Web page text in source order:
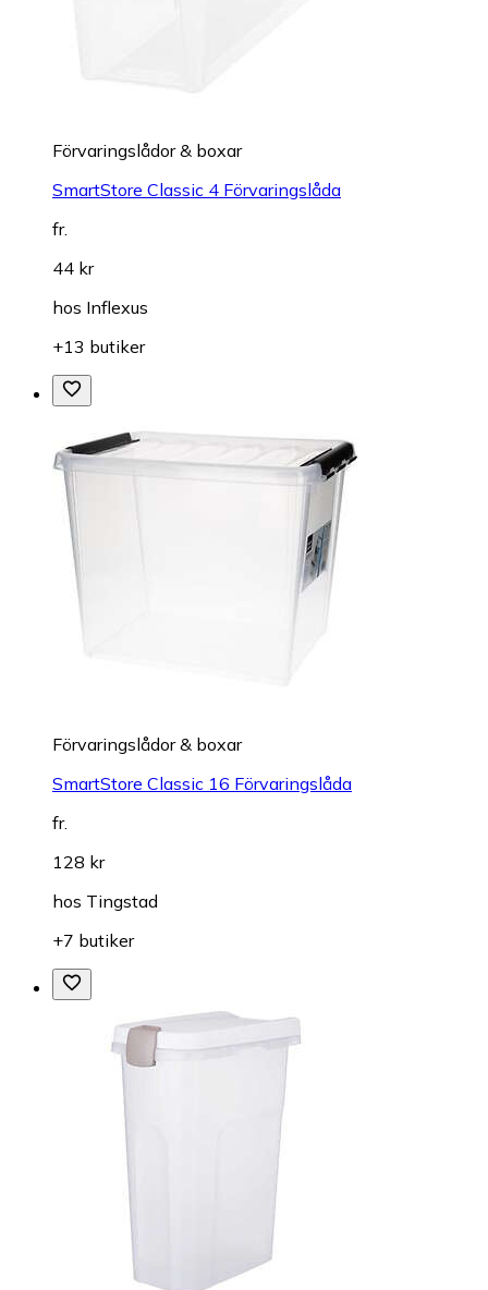
Förvaringslådor & boxar
SmartStore Classic 4 Förvaringslåda
fr.
44 kr
hos Inflexus
+13 butiker
Förvaringslådor & boxar
SmartStore Classic 16 Förvaringslåda
fr.
128 kr
hos Tingstad
+7 butiker